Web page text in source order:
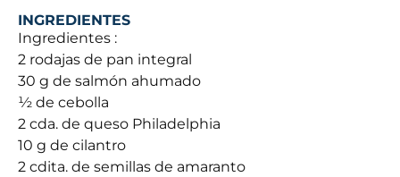
INGREDIENTES
Ingredientes :
2 rodajas de pan integral
30 g de salmón ahumado
½ de cebolla
2 cda. de queso Philadelphia
10 g de cilantro
2 cdita. de semillas de amaranto